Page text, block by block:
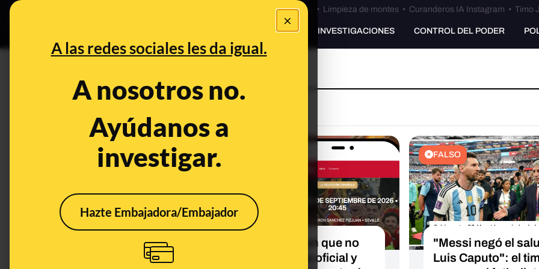
×
A las redes sociales les da igual.
A nosotros no.
Ayúdanos a
investigar.
Hazte Embajadora/Embajador
Bulos Ceuta • Limpieza de montes• Curanderos IA Instagram • Timo
PREBUNKING INVESTIGACIONES CONTROL DEL PODER
No, Rodri Hernández no
se negó a saludar al
"No me fijé en que no
era la página oficial y
FALSO
"Messi negó el
Luis Caputo": el